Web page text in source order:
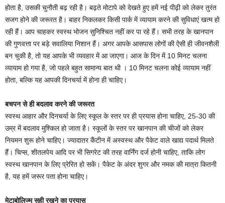
होता है, उसकी चुनौती बढ़ रही है। बढ़ते मोटापे को देखते हुए हमें नई पीढ़ी को लेकर तुरंत
सजग होने की जरूरत है। बाहर निकलकर किसी पार्क में व्यायाम करने की सुविधाएं खत्म हो
रही हैं। आप चाहकर स्वस्थ भोजन सुनिश्चित नहीं कर पा रहे हैं। सभी तरह के खानपान
की गुणवत्ता पर बड़े सवालिया निशान हैं। अगर आपके आसपास लोगों की ऐसी ही जीवनशैली
बन चुकी है, तो यह आपके भी व्यवहार में आ जाएगा। आज के दिन में 10 मिनट चलना
व्यायाम हो गया है, जो पहले बहुत सामान्य बात थी । 10 मिनट चलना कोई व्यायाम नहीं
होता, बल्कि यह आपकी दिनचर्या में होना ही चाहिए।
बचपन से ही बदलाव करने की जरूरत
स्वस्थ आहार और दिनचर्या के लिए स्कूल के स्तर पर ही प्रयास होना चाहिए, 25-30 की
उम्र में बदलाव मुश्किल हो जाता है। स्कूलों के स्तर पर खानपान की चीजों को लेकर
नियमन शुरू होने चाहिए। ज्यादातर कैंटीन में अस्वस्थ और पैकेट वाले खाद्य पदार्थ मिलते
हैं। चिप्स, शीतलपेय आदि पर भी सिगरेट की तरह वार्निंग दर्ज होनी चाहिए, ताकि लोग
स्वस्थ खानपान के लिए प्रेरित हो सकें। पैकेट के अंदर शुगर और नमक की मात्रा कितनी
है, यह हमें जरूर पता होना चाहिए।
मेटाबोलिज्म सही रखने का प्रयास